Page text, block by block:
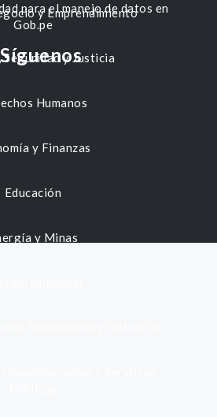
y Emprendimiento
Seguridad y Justicia
Humanos
y Finanzas
Educación
y Minas
para el manejo de datos en
Gob.pe
Síguenos